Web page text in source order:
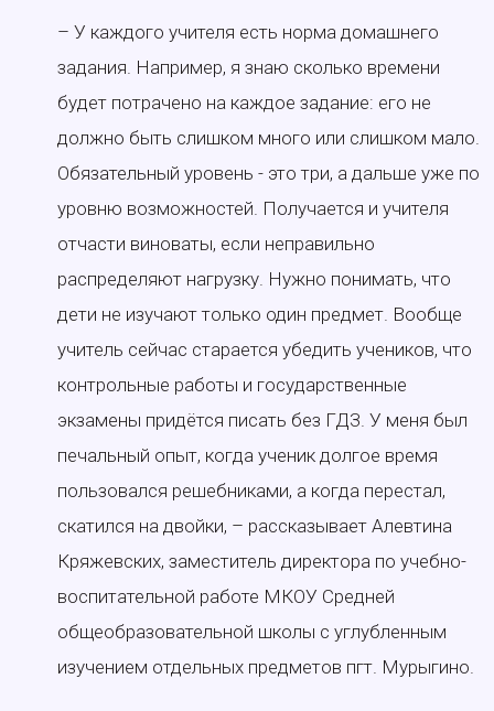
– У каждого учителя есть норма домашнего
задания. Например, я знаю сколько времени
будет потрачено на каждое задание: его не
должно быть слишком много или слишком мало.
Обязательный уровень - это три, а дальше уже по
уровню возможностей. Получается и учителя
отчасти виноваты, если неправильно
распределяют нагрузку. Нужно понимать, что
дети не изучают только один предмет. Вообще
учитель сейчас старается убедить учеников, что
контрольные работы и государственные
экзамены придётся писать без ГДЗ. У меня был
печальный опыт, когда ученик долгое время
пользовался решебниками, а когда перестал,
скатился на двойки, – рассказывает Алевтина
Кряжевских, заместитель директора по учебно-
воспитательной работе МКОУ Средней
общеобразовательной школы с углубленным
изучением отдельных предметов пгт. Мурыгино.